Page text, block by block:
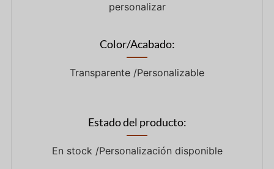
personalizar
Color/Acabado:
Transparente /Personalizable
Estado del producto:
En stock /Personalización disponible